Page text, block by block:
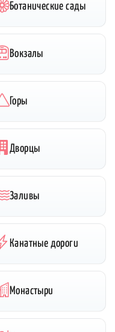
Ботанические сады
Вокзалы
Горы
Дворцы
Заливы
Канатные дороги
Монастыри